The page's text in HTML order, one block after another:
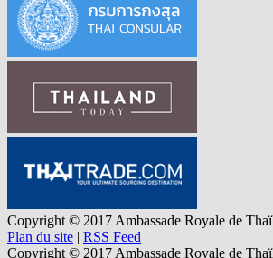
Copyright © 2017 Ambassade Royale de
Plan du site | RSS Feed
Copyright © 2017 Ambassade Royale de